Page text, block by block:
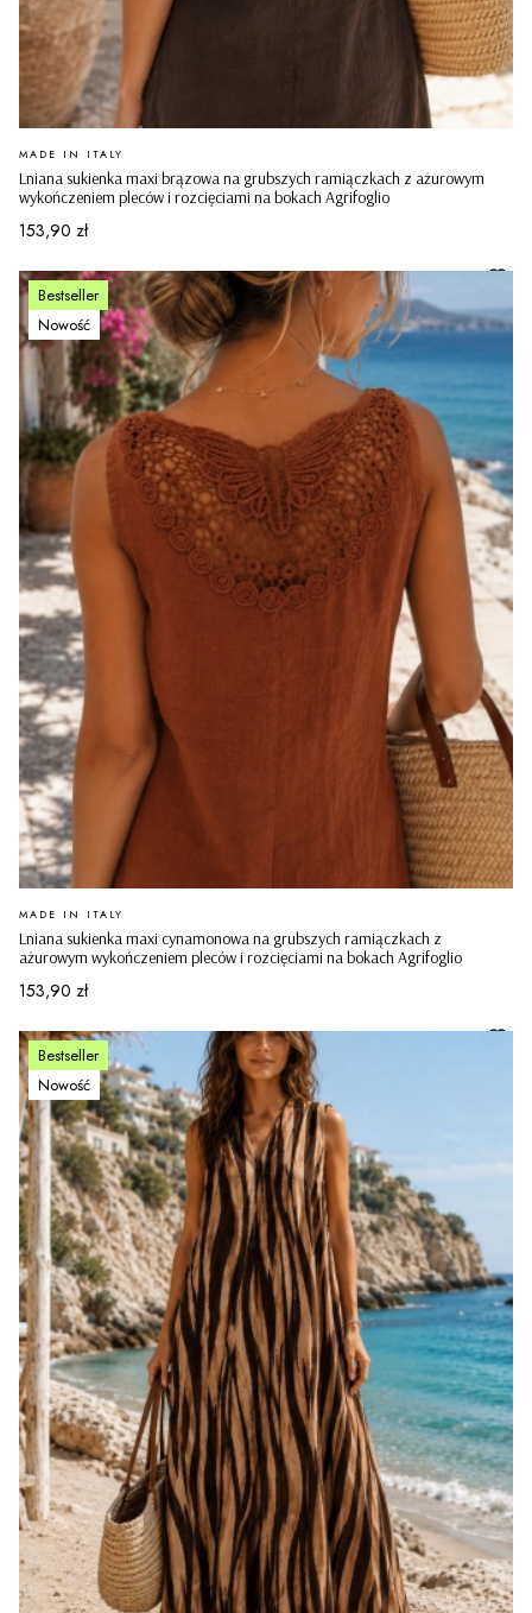
Lniana sukienka maxi brązowa na grubszych ramiączkach z ażurowym
wykończeniem pleców i rozcięciami na bokach Agrifoglio
PRODUCENT
MADE IN ITALY
Cena
153,90 zł
Bestseller
Nowość
Lniana sukienka maxi cynamonowa na grubszych ramiączkach z
ażurowym wykończeniem pleców i rozcięciami na bokach Agrifoglio
PRODUCENT
MADE IN ITALY
Cena
153,90 zł
Bestseller
Nowość